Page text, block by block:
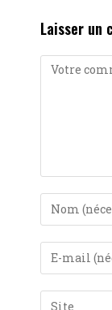
Laisser un